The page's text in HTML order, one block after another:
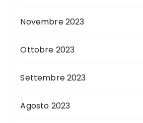
Novembre 2023
Ottobre 2023
Settembre 2023
Agosto 2023